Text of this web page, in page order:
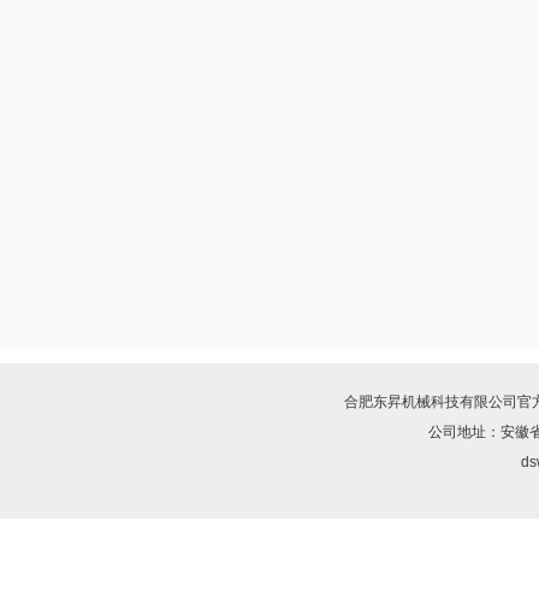
合肥东昇机械科技有限公司 官
公司地址：安徽